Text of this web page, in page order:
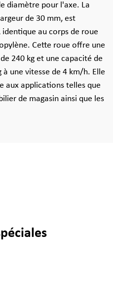
diamètre pour l'axe. La
de 30 mm, est
au corps de roue
Cette roue offre une
240 kg et une capacité de
une vitesse de 4 km/h. Elle
aux applications telles que
de magasin ainsi que les